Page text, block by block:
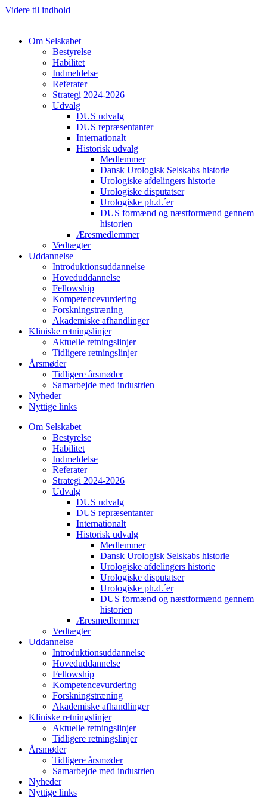
Videre til indhold
Om Selskabet
Bestyrelse
Habilitet
Indmeldelse
Referater
Strategi 2024-2026
Udvalg
DUS udvalg
DUS repræsentanter
Internationalt
Historisk udvalg
Medlemmer
Dansk Urologisk Selskabs historie
Urologiske afdelingers historie
Urologiske disputatser
Urologiske ph.d.´er
DUS formænd og næstformænd gennem
historien
Æresmedlemmer
Vedtægter
Uddannelse
Introduktionsuddannelse
Hoveduddannelse
Fellowship
Kompetencevurdering
Forskningstræning
Akademiske afhandlinger
Kliniske retningslinjer
Aktuelle retningslinjer
Tidligere retningslinjer
Årsmøder
Tidligere årsmøder
Samarbejde med industrien
Nyheder
Nyttige links
Om Selskabet
Bestyrelse
Habilitet
Indmeldelse
Referater
Strategi 2024-2026
Udvalg
DUS udvalg
DUS repræsentanter
Internationalt
Historisk udvalg
Medlemmer
Dansk Urologisk Selskabs historie
Urologiske afdelingers historie
Urologiske disputatser
Urologiske ph.d.´er
DUS formænd og næstformænd gennem
historien
Æresmedlemmer
Vedtægter
Uddannelse
Introduktionsuddannelse
Hoveduddannelse
Fellowship
Kompetencevurdering
Forskningstræning
Akademiske afhandlinger
Kliniske retningslinjer
Aktuelle retningslinjer
Tidligere retningslinjer
Årsmøder
Tidligere årsmøder
Samarbejde med industrien
Nyheder
Nyttige links